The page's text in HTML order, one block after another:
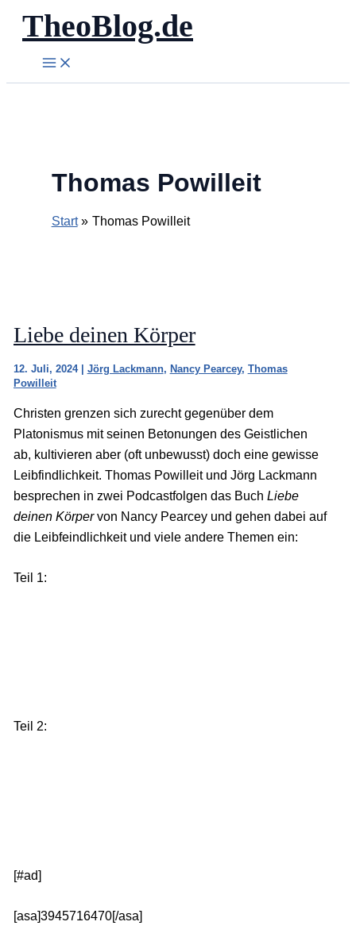
Zum
Inhalt
springen
TheoBlog.de
Thomas Powilleit
Start Thomas Powilleit
Liebe deinen Körper
12. Juli, 2024 | Jörg Lackmann, Nancy Pearcey, Thomas
Powilleit
Christen grenzen sich zurecht gegenüber dem
Platonismus mit seinen Betonungen des Geistlichen
ab, kultivieren aber (oft unbewusst) doch eine gewisse
Leibfindlichkeit. Thomas Powilleit und Jörg Lackmann
besprechen in zwei Podcastfolgen das Buch Liebe
deinen Körpervon Nancy Pearcey und gehen dabei auf
die Leibfeindlichkeit und viele andere Themen ein:
Teil 1:
Teil 2:
[#ad]
[asa]3945716470[/asa]